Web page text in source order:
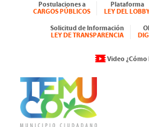
Postulaciones a
CARGOS PÚBLICOS
Plataforma
LEY DEL
Solicitud de Información
LEY DE TRANSPARENCIA
Video ¿Cómo